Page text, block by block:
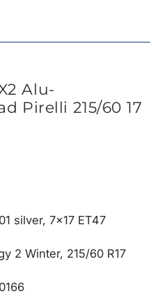
Alu-
Pirelli 215/60 17
silver, 7x17 ET47
2 Winter, 215/60 R17